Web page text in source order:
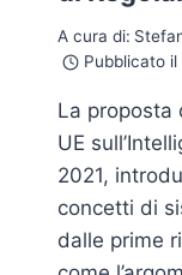
A cura di:
Pubblicato il
La proposta
UE
2021,
concetti di
dalle prime